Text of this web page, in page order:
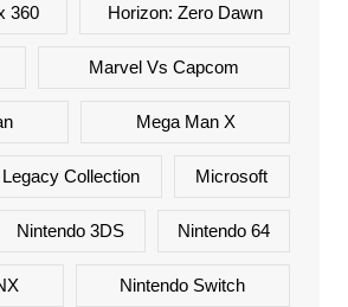
360 Horizon: Zero Dawn
Marvel Vs Capcom
Mega Man X
Collection Microsoft
Nintendo 3DS Nintendo 64
Nintendo Switch